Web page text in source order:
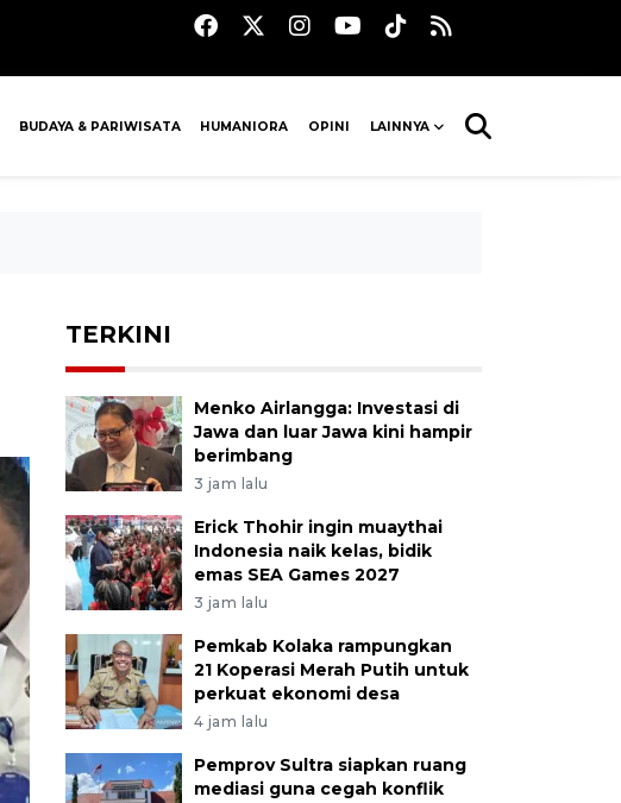
BUDAYA & PARIWISATA HUMANIORA OPINI LAINNYA
TERKINI
Menko Airlangga: Investasi di
Jawa dan luar Jawa kini hampir
berimbang
3 jam lalu
Erick Thohir ingin muaythai
Indonesia naik kelas, bidik
emas SEA Games 2027
3 jam lalu
Pemkab Kolaka rampungkan
21 Koperasi Merah Putih untuk
perkuat ekonomi desa
4 jam lalu
Pemprov Sultra siapkan ruang
mediasi guna cegah konflik